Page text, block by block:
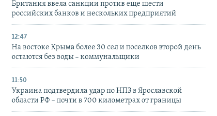
Британия ввела санкции против еще шести
российских банков и нескольких предприятий
12:47
На востоке Крыма более 30 сел и поселков второй день
остаются без воды – коммунальщики
11:50
Украина подтвердила удар по НПЗ в Ярославской
области РФ – почти в 700 километрах от границы